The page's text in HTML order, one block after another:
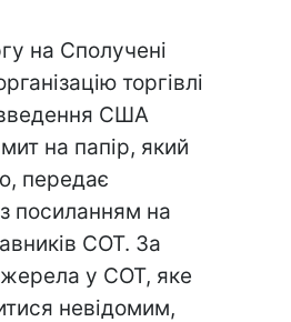
на Сполучені
торгівлі
США
на папір, який
передає
посиланням на
СОТ. За
у СОТ, яке
невідомим,